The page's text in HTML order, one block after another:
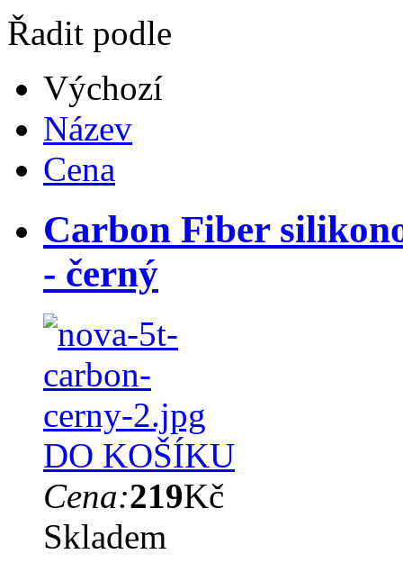
Řadit podle
Výchozí
Název
Cena
Carbon Fiber
- černý
DO KOŠÍKU
Cena:219Kč
Skladem